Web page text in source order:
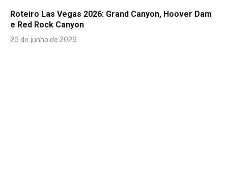
Roteiro Las Vegas 2026: Grand Canyon, Hoover Dam
e Red Rock Canyon
26 de junho de 2026